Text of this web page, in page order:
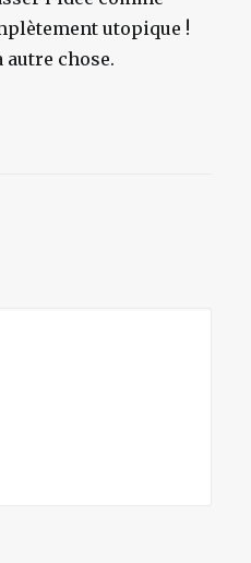
utopique !
autre chose.